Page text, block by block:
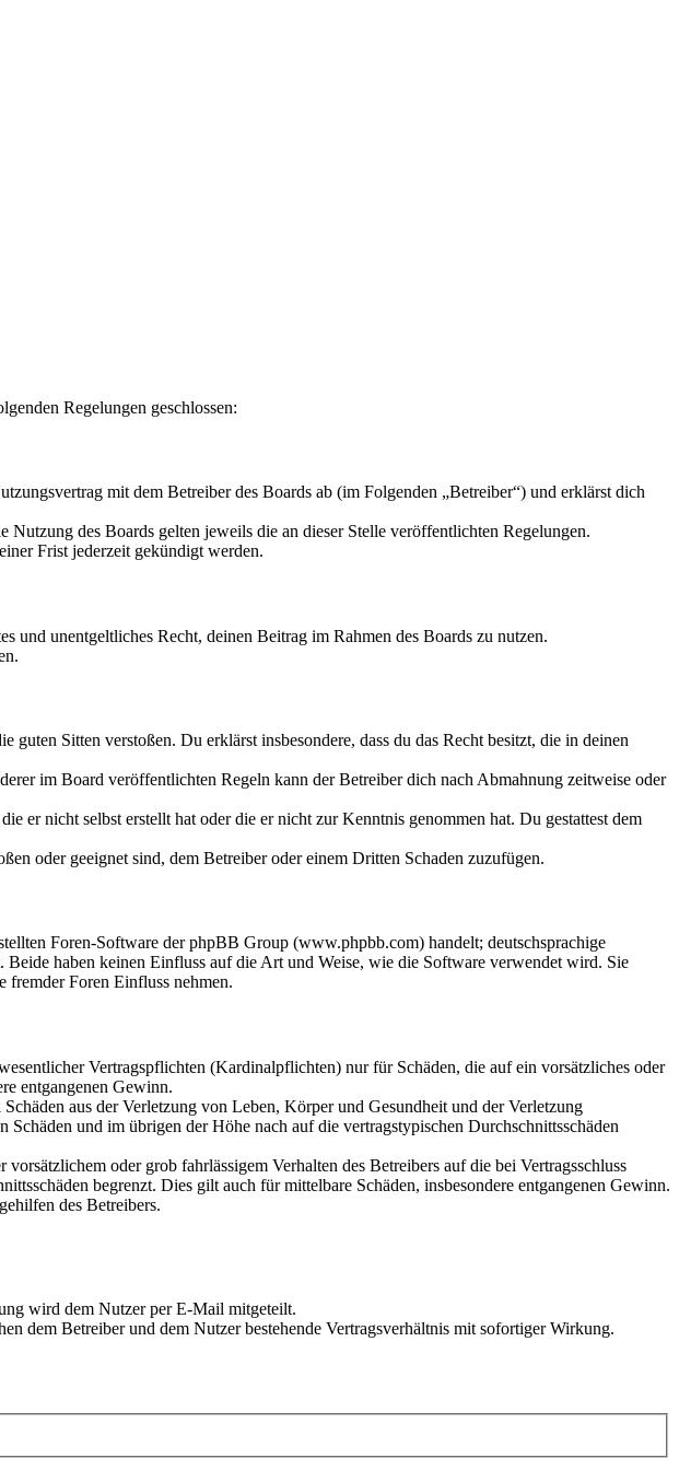
Regelungen geschlossen:
mit dem Betreiber des Boards ab (im Folgenden „Betreiber“) und erklärst dich
des Boards gelten jeweils die an dieser Stelle veröffentlichten Regelungen.
Frist jederzeit gekündigt werden.
und unentgeltliches Recht, deinen Beitrag im Rahmen des Boards zu nutzen.
Sitten verstoßen. Du erklärst insbesondere, dass du das Recht besitzt, die in deinen
im Board veröffentlichten Regeln kann der Betreiber dich nach Abmahnung zeitweise oder
er nicht selbst erstellt hat oder die er nicht zur Kenntnis genommen hat. Du gestattest dem
oder geeignet sind, dem Betreiber oder einem Dritten Schaden zuzufügen.
Foren-Software der phpBB Group (www.phpbb.com) handelt; deutschsprachige
haben keinen Einfluss auf die Art und Weise, wie die Software verwendet wird. Sie
fremder Foren Einfluss nehmen.
Vertragspflichten (Kardinalpflichten) nur für Schäden, die auf ein vorsätzliches oder
entgangenen Gewinn.
aus der Verletzung von Leben, Körper und Gesundheit und der Verletzung
und im übrigen der Höhe nach auf die vertragstypischen Durchschnittsschäden
oder grob fahrlässigem Verhalten des Betreibers auf die bei Vertragsschluss
begrenzt. Dies gilt auch für mittelbare Schäden, insbesondere entgangenen Gewinn.
des Betreibers.
wird dem Nutzer per E-Mail mitgeteilt.
dem Betreiber und dem Nutzer bestehende Vertragsverhältnis mit sofortiger Wirkung.